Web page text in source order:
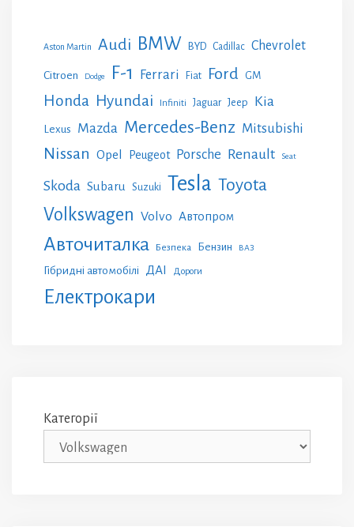
Aston Martin Audi BMW BYD Cadillac Chevrolet
Citroen Dodge F-1 Ferrari Fiat Ford GM
Honda Hyundai Infiniti Jaguar Jeep Kia
Lexus Mazda Mercedes-Benz Mitsubishi
Nissan Opel Peugeot Porsche Renault Seat
Skoda Subaru Suzuki Tesla Toyota
Volkswagen Volvo Автопром
Авточиталка Безпека Бензин ВАЗ
Гібридні автомобілі ДАІ Дороги
Електрокари
Категорії